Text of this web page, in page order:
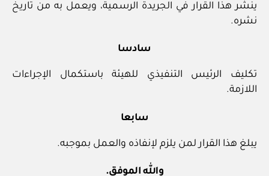
ينشر هذا القرار في الجريدة الرسمية، ويعمل به من تاريخ
نشره.
سادسا
تكليف الرئيس التنفيذي للهيئة باستكمال الإجراءات
اللازمة.
سابعا
يبلغ هذا القرار لمن يلزم لإنفاذه والعمل بموجبه.
والله الموفق.